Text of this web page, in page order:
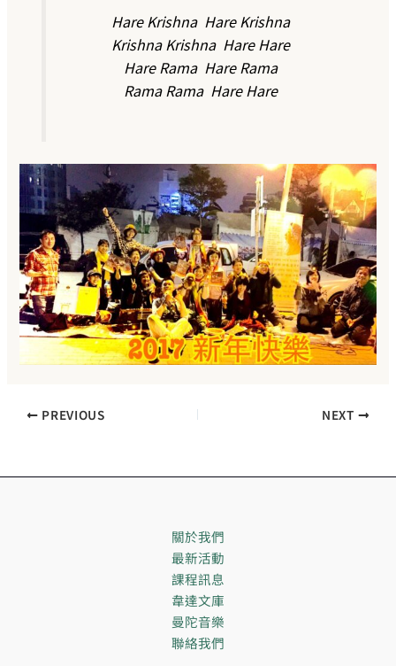
Hare Krishna Hare Krishna
Krishna Krishna Hare Hare
Hare Rama Hare Rama
Rama Rama Hare Hare
PREVIOUS NEXT
關於我們
最新活動
課程訊息
韋達文庫
曼陀音樂
聯絡我們